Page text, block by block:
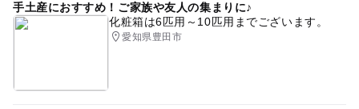
手土産におすすめ！ご家族や友人の集まりに♪
化粧箱は6匹用～10匹用までございます。
愛知県豊田市